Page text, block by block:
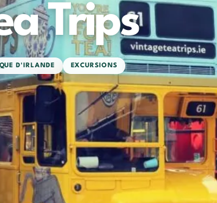
Trips
D'IRLANDE EXCURSIONS